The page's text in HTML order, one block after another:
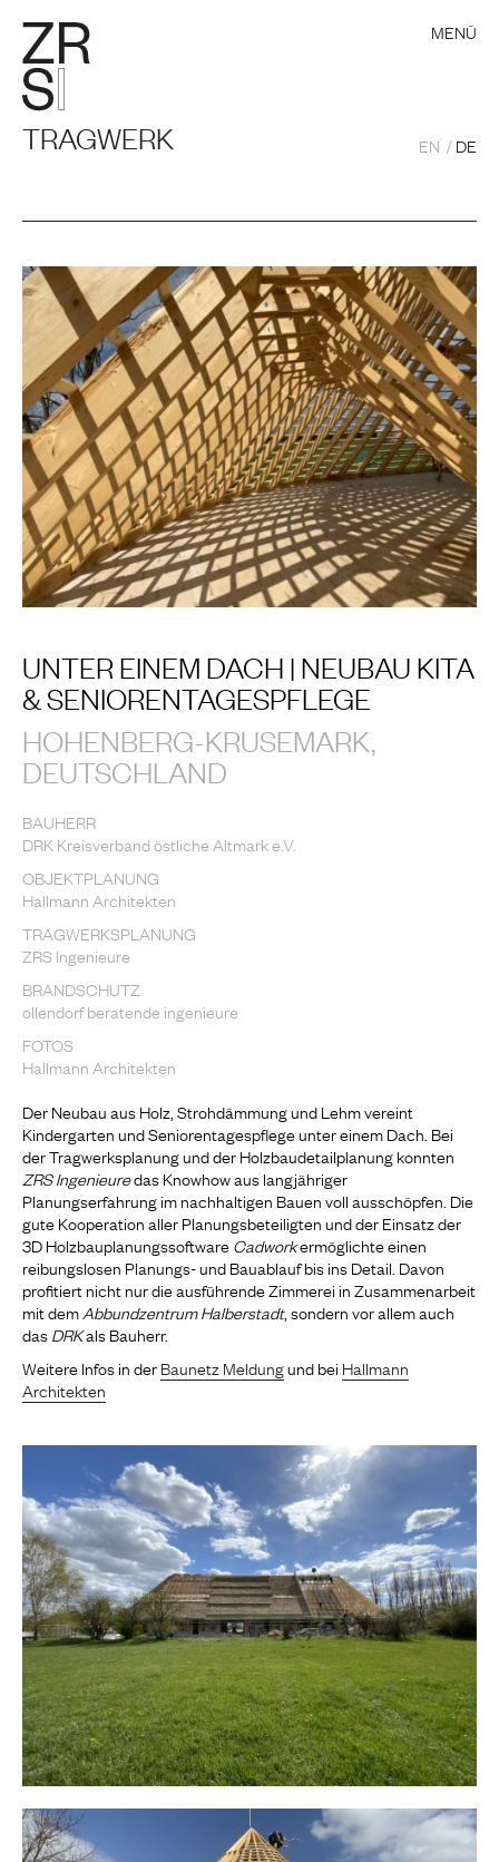
TRAGWERK
MENÜ
EN DE
UNTER EINEM DACH | NEUBAU KITA
& SENIORENTAGESPFLEGE
HOHENBERG-KRUSEMARK,
DEUTSCHLAND
BAUHERR
DRK Kreisverband östliche Altmark e.V.
OBJEKTPLANUNG
Hallmann Architekten
TRAGWERKSPLANUNG
ZRS Ingenieure
BRANDSCHUTZ
ollendorf beratende ingenieure
FOTOS
Hallmann Architekten
Der Neubau aus Holz, Strohdämmung und Lehm vereint
Kindergarten und Seniorentagespflege unter einem Dach. Bei
der Tragwerksplanung und der Holzbaudetailplanung konnten
ZRS Ingenieuredas Knowhow aus langjähriger
Planungserfahrung im nachhaltigen Bauen voll ausschöpfen. Die
gute Kooperation aller Planungsbeteiligten und der Einsatz der
3D HolzbauplanungssoftwareCadworkermöglichte einen
reibungslosen Planungs- und Bauablauf bis ins Detail. Davon
profitiert nicht nur die ausführende Zimmerei in Zusammenarbeit
mit demAbbundzentrum Halberstadt, sondern vor allem auch
dasDRKals Bauherr.
Weitere Infos in derBaunetz Meldungund bei Hallmann
Architekten